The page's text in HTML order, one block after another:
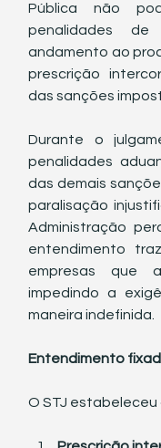
Pública não
penalidades
andamento ao
prescrição
das sanções
Durante o
penalidades
das demais
paralisação
Administração
entendimento
empresas que
impedindo a
maneira indefinida.
Entendimento
O STJ